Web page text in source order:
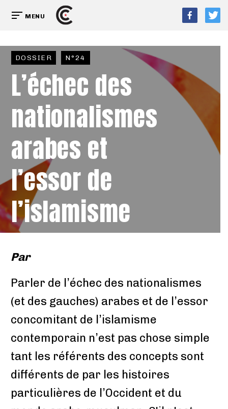
MENU
DOSSIER N°24
L’échec des
nationalismes
arabes et
l’essor de
l’islamisme
Par
Parler de l’échec des nationalismes
(et des gauches) arabes et de l’essor
concomitant de l’islamisme
contemporain n’est pas chose simple
tant les référents des concepts sont
différents de par les histoires
particulières de l’Occident et du